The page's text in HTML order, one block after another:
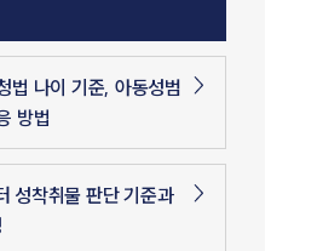
법 나이 기준, 아동성범
방법
성착취물 판단 기준과